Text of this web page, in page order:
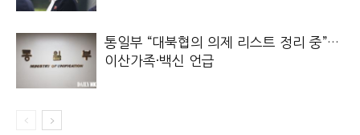
통일부 “대북협의 의제 리스트 정리 중”…
이산가족·백신 언급